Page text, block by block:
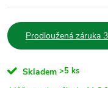
Prodloužená záruka
Skladem >5 ks